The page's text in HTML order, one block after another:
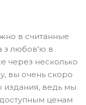
в считанные
з любов'ю в
через несколько
вы очень скоро
издания, ведь мы
ценам